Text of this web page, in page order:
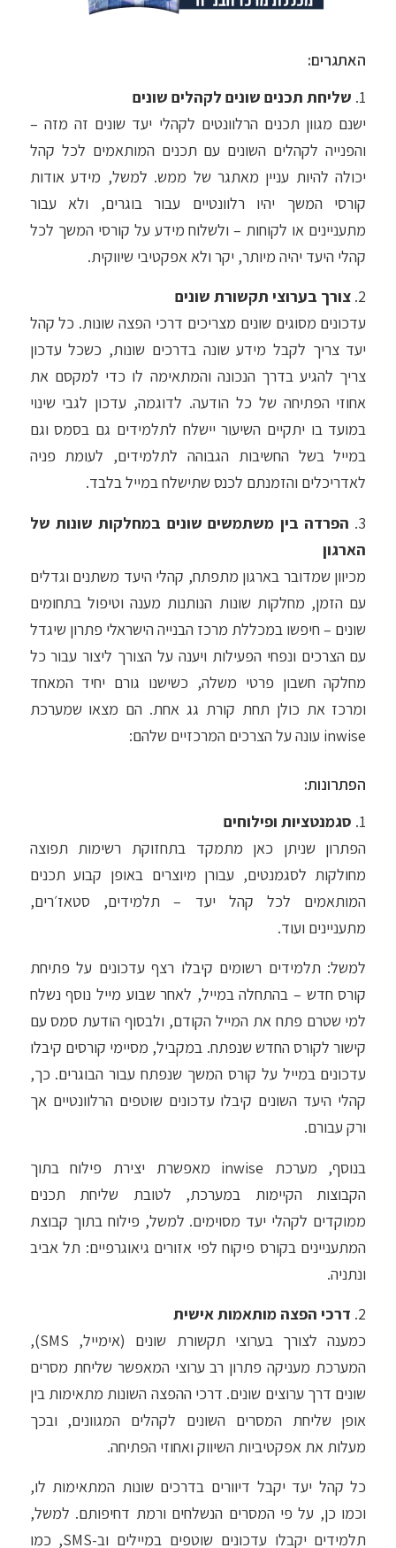
האתגרים:
1. שליחת תכנים שונים לקהלים שונים
ישנם מגוון תכנים הרלוונטים לקהלי יעד שונים זה מזה –
והפנייה לקהלים השונים עם תכנים המותאמים לכל קהל
יכולה להיות עניין מאתגר של ממש. למשל, מידע אודות
קורסי המשך יהיו רלוונטיים עבור בוגרים, ולא עבור
מתעניינים או לקוחות – ולשלוח מידע על קורסי המשך לכל
קהלי היעד יהיה מיותר, יקר ולא אפקטיבי שיווקית.
2. צורך בערוצי תקשורת שונים
עדכונים מסוגים שונים מצריכים דרכי הפצה שונות. כל קהל
יעד צריך לקבל מידע שונה בדרכים שונות, כשכל עדכון
צריך להגיע בדרך הנכונה והמתאימה לו כדי למקסם את
אחוזי הפתיחה של כל הודעה. לדוגמה, עדכון לגבי שינוי
במועד בו יתקיים השיעור יישלח לתלמידים גם בסמס וגם
במייל בשל החשיבות הגבוהה לתלמידים, לעומת פניה
לאדריכלים והזמנתם לכנס שתישלח במייל בלבד.
3. הפרדה בין משתמשים שונים במחלקות שונות של
הארגון
מכיוון שמדובר בארגון מתפתח, קהלי היעד משתנים וגדלים
עם הזמן, מחלקות שונות הנותנות מענה וטיפול בתחומים
שונים – חיפשו במכללת מרכז הבנייה הישראלי פתרון שיגדל
עם הצרכים ונפחי הפעילות ויענה על הצורך ליצור עבור כל
מחלקה חשבון פרטי משלה, כשישנו גורם יחיד המאחד
ומרכז את כולן תחת קורת גג אחת. הם מצאו שמערכת
inwise עונה על הצרכים המרכזיים שלהם:
הפתרונות:
1. סגמנטציות ופילוחים
הפתרון שניתן כאן מתמקד בתחזוקת רשימות תפוצה
מחולקות לסגמנטים, עבורן מיוצרים באופן קבוע תכנים
המותאמים לכל קהל יעד – תלמידים, סטאז׳רים,
מתעניינים ועוד.
למשל: תלמידים רשומים קיבלו רצף עדכונים על פתיחת
קורס חדש – בהתחלה במייל, לאחר שבוע מייל נוסף נשלח
למי שטרם פתח את המייל הקודם, ולבסוף הודעת סמס עם
קישור לקורס החדש שנפתח. במקביל, מסיימי קורסים קיבלו
עדכונים במייל על קורס המשך שנפתח עבור הבוגרים. כך,
קהלי היעד השונים קיבלו עדכונים שוטפים הרלוונטיים אך
ורק עבורם.
בנוסף, מערכת inwise מאפשרת יצירת פילוח בתוך
הקבוצות הקיימות במערכת, לטובת שליחת תכנים
ממוקדים לקהלי יעד מסוימים. למשל, פילוח בתוך קבוצת
המתעניינים בקורס פיקוח לפי אזורים גיאוגרפיים: תל אביב
ונתניה.
2. דרכי הפצה מותאמות אישית
כמענה לצורך בערוצי תקשורת שונים (אימייל, SMS),
המערכת מעניקה פתרון רב ערוצי המאפשר שליחת מסרים
שונים דרך ערוצים שונים. דרכי ההפצה השונות מתאימות בין
אופן שליחת המסרים השונים לקהלים המגוונים, ובכך
מעלות את אפקטיביות השיווק ואחוזי הפתיחה.
כל קהל יעד יקבל דיוורים בדרכים שונות המתאימות לו,
וכמו כן, על פי המסרים הנשלחים ורמת דחיפותם. למשל,
תלמידים יקבלו עדכונים שוטפים במיילים וב-SMS, כמו